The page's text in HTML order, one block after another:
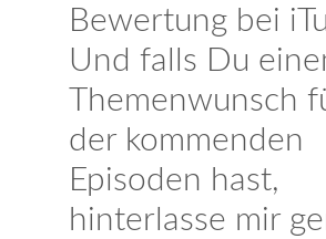
Bewertung bei
Und falls Du
Themenwunsch
der kommenden
Episoden hast,
hinterlasse mir